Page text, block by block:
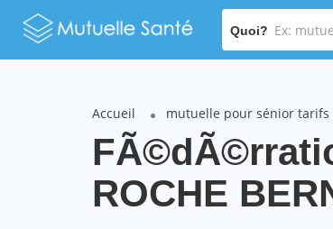
Quoi?
Accueil mutuelle pour sénior tarifs
ROCHE